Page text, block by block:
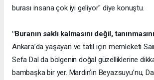
burası insana çok iyi geliyor" diye konuştu.
"Buranın saklı kalmasını değil,
Ankara’da yaşayan ve tatil için memleketi
Sefa Dal da bölgenin doğal güzelliklerine
bambaşka bir yer. Mardin’in Beyazsuyu’nu,